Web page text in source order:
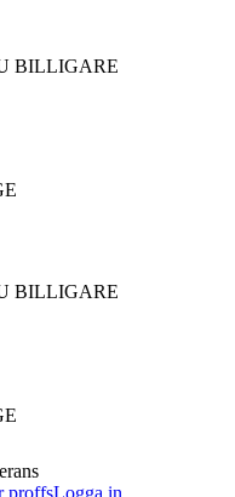
BILLIGARE
BILLIGARE
proffsLogga in